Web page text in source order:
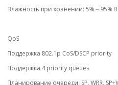
Влажность при хранении: 5%～95%
QoS
Поддержка 802.1p CoS/DSCP priority
Поддержка 4 priority queues
Планирование очереди: SP, WRR,